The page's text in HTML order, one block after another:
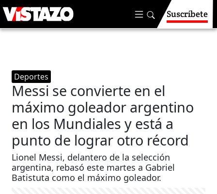
Suscríbete
Deportes
Messi se convierte en el
máximo goleador argentino
en los Mundiales y está a
punto de lograr otro récord
Lionel Messi, delantero de la selección
argentina, rebasó este martes a Gabriel
Batistuta como el máximo goleador.